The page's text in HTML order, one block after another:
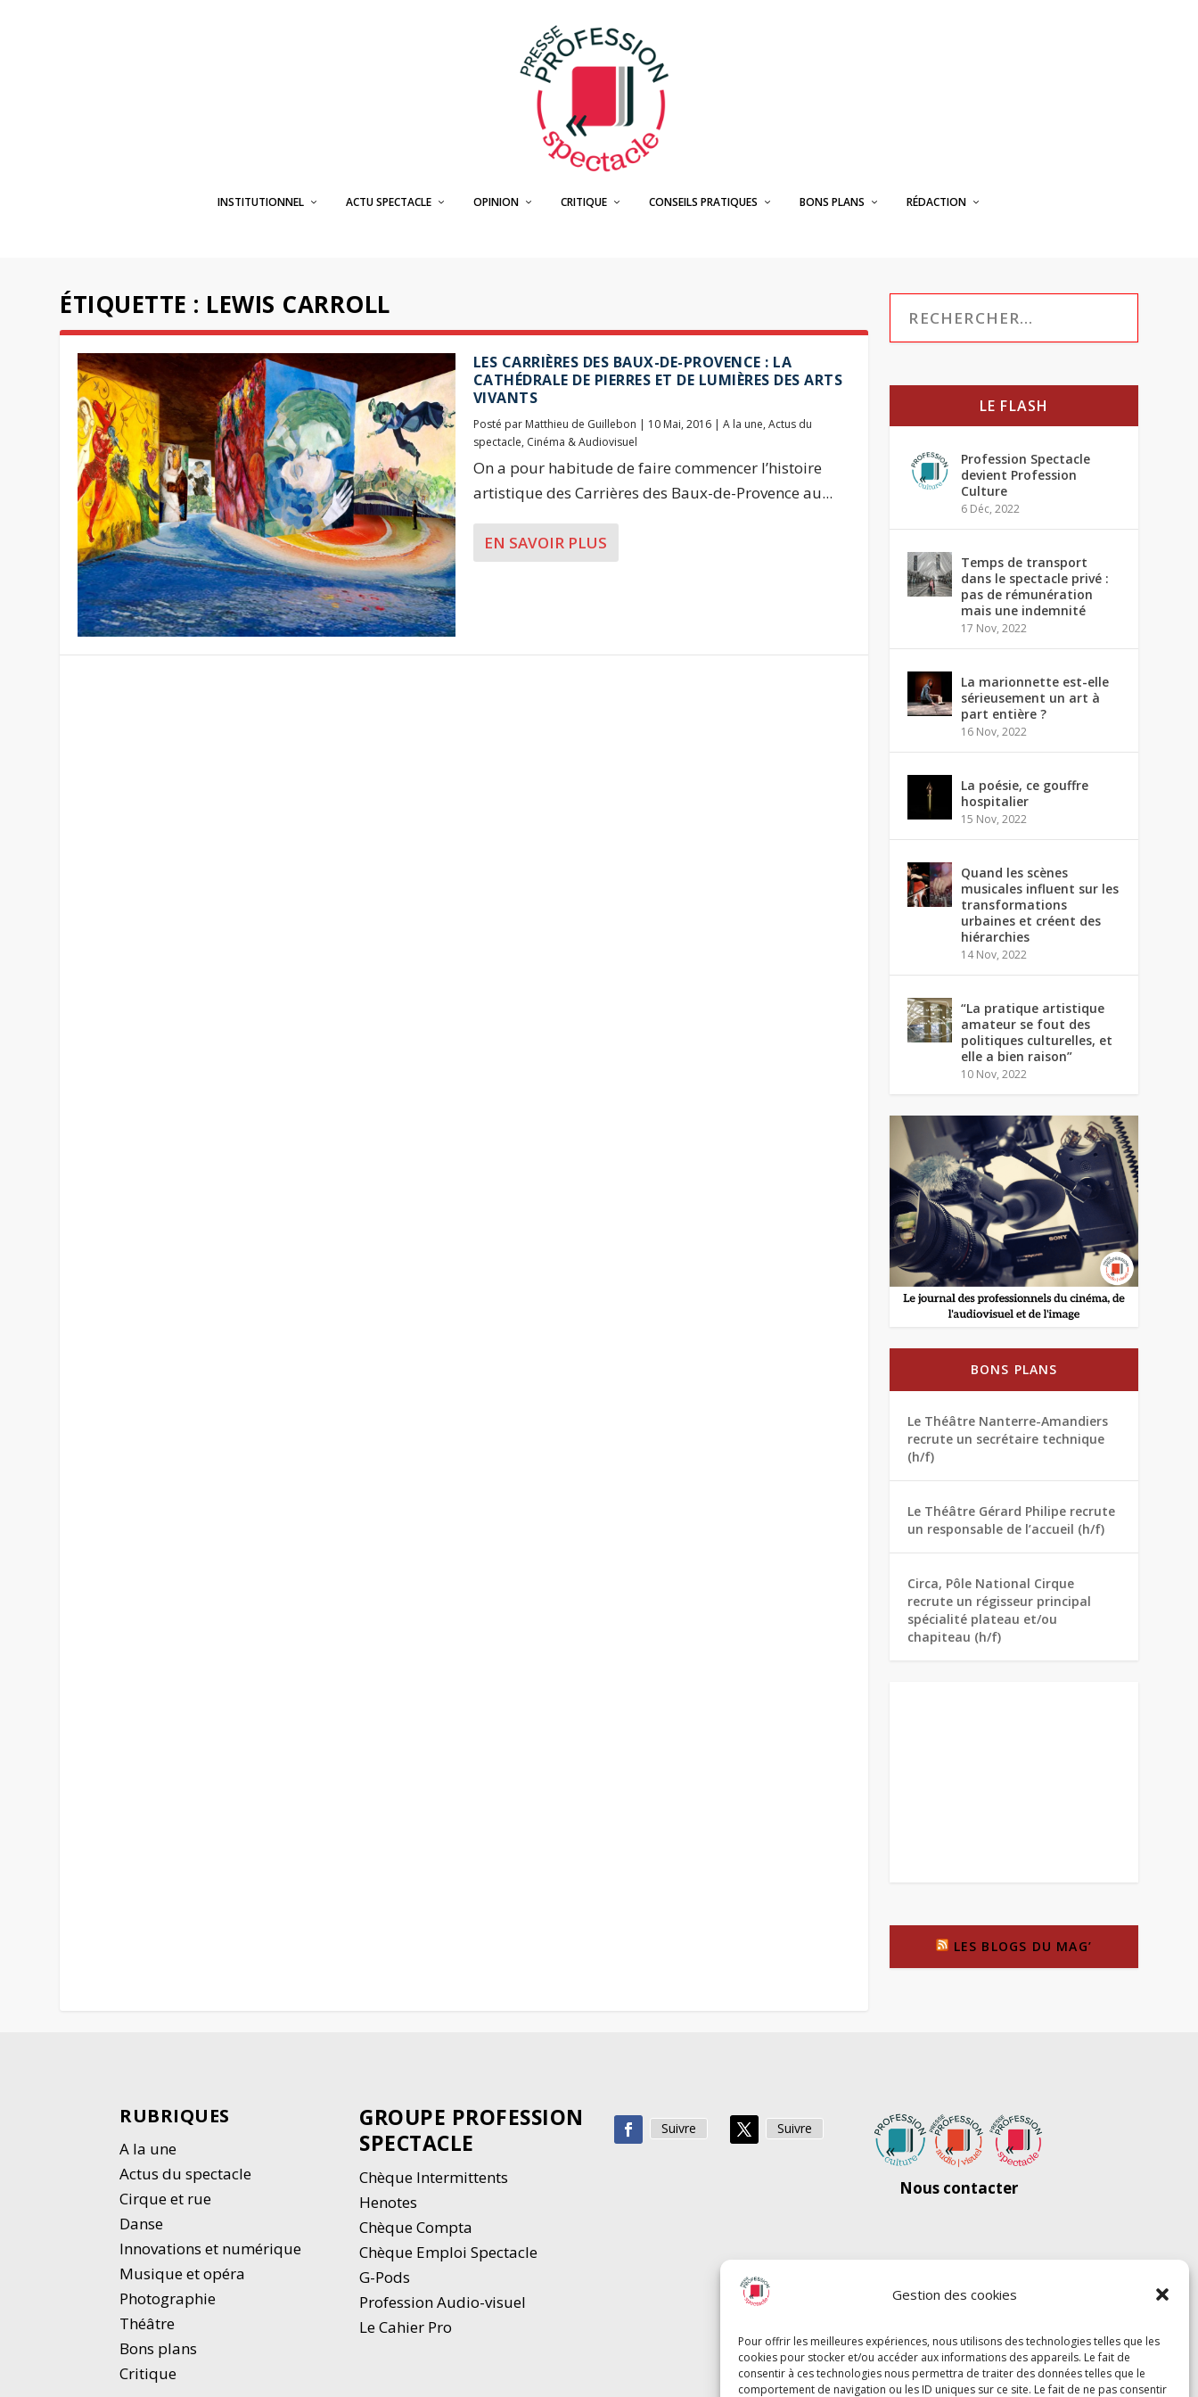
Gestion des cookies
Pour offrir les meilleures expériences, nous utilisons des technologies telles que les
cookies pour stocker et/ou accéder aux informations des appareils. Le fait de
consentir à ces technologies nous permettra de traiter des données telles que le
comportement de navigation ou les ID uniques sur ce site. Le fait de ne pas consentir
INSTITUTIONNEL ACTU SPECTACLE OPINION CRITIQUE CONSEILS PRATIQUES BONS PLANS RÉDACTION
ÉTIQUETTE : LEWIS CARROLL
LES CARRIÈRES DES BAUX-DE-PROVENCE : LA
CATHÉDRALE DE PIERRES ET DE LUMIÈRES DES ARTS
VIVANTS
Posté par Matthieu de Guillebon | 10 Mai, 2016| A la une, Actus du
spectacle, Cinéma & Audiovisuel
On a pour habitude de faire commencer l’histoire
artistique des Carrières des Baux-de-Provence au...
EN SAVOIR PLUS
LE FLASH
Profession Spectacle
devient Profession
Culture
6 Déc, 2022
Temps de transport
dans le spectacle privé :
pas de rémunération
mais une indemnité
17 Nov, 2022
La marionnette est-elle
sérieusement un art à
part entière ?
16 Nov, 2022
La poésie, ce gouffre
hospitalier
15 Nov, 2022
Quand les scènes
musicales influent sur les
transformations
urbaines et créent des
hiérarchies
14 Nov, 2022
“La pratique artistique
amateur se fout des
politiques culturelles, et
elle a bien raison”
10 Nov, 2022
BONS PLANS
Le Théâtre Nanterre-Amandiers
recrute un secrétaire technique
(h/f)
Le Théâtre Gérard Philipe recrute
un responsable de l’accueil (h/f)
Circa, Pôle National Cirque
recrute un régisseur principal
spécialité plateau et/ou
chapiteau (h/f)
LES BLOGS DU MAG’
RUBRIQUES
A la une
Actus du spectacle
Cirque et rue
Danse
Innovations et numérique
Musique et opéra
Photographie
Théâtre
Bons plans
Critique
GROUPE PROFESSION
SPECTACLE
Chèque Intermittents
Henotes
Chèque Compta
Chèque Emploi Spectacle
G-Pods
Profession Audio-visuel
Le Cahier Pro
Suivre Suivre
Nous contacter